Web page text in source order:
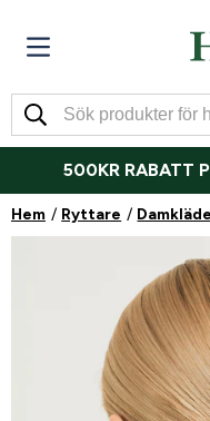
500KR RABATT
Hem Ryttare